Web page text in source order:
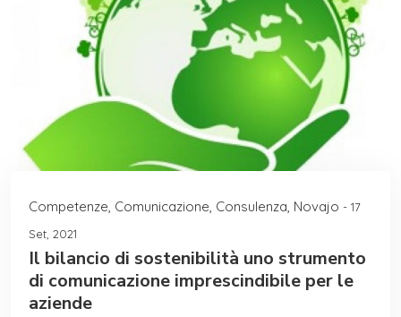
Competenze, Comunicazione, Consulenza, Novajo - 17
Set, 2021
Il bilancio di sostenibilità uno strumento
di comunicazione imprescindibile per le
aziende